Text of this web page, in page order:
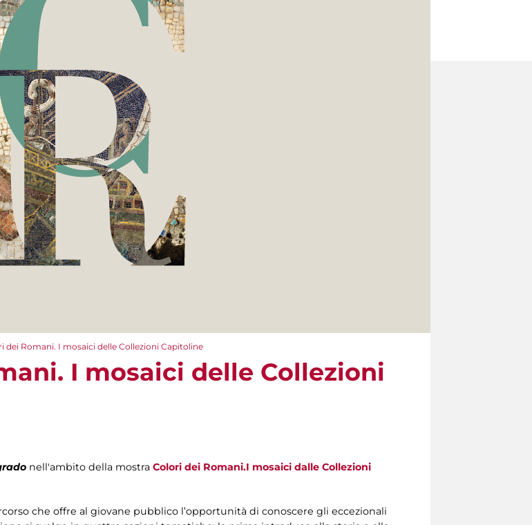
dei Romani. I mosaici delle Collezioni Capitoline
I mosaici delle Collezioni
nell'ambito della mostra Colori dei Romani.I mosaici dalle Collezioni
che offre al giovane pubblico l’opportunità di conoscere gli eccezionali